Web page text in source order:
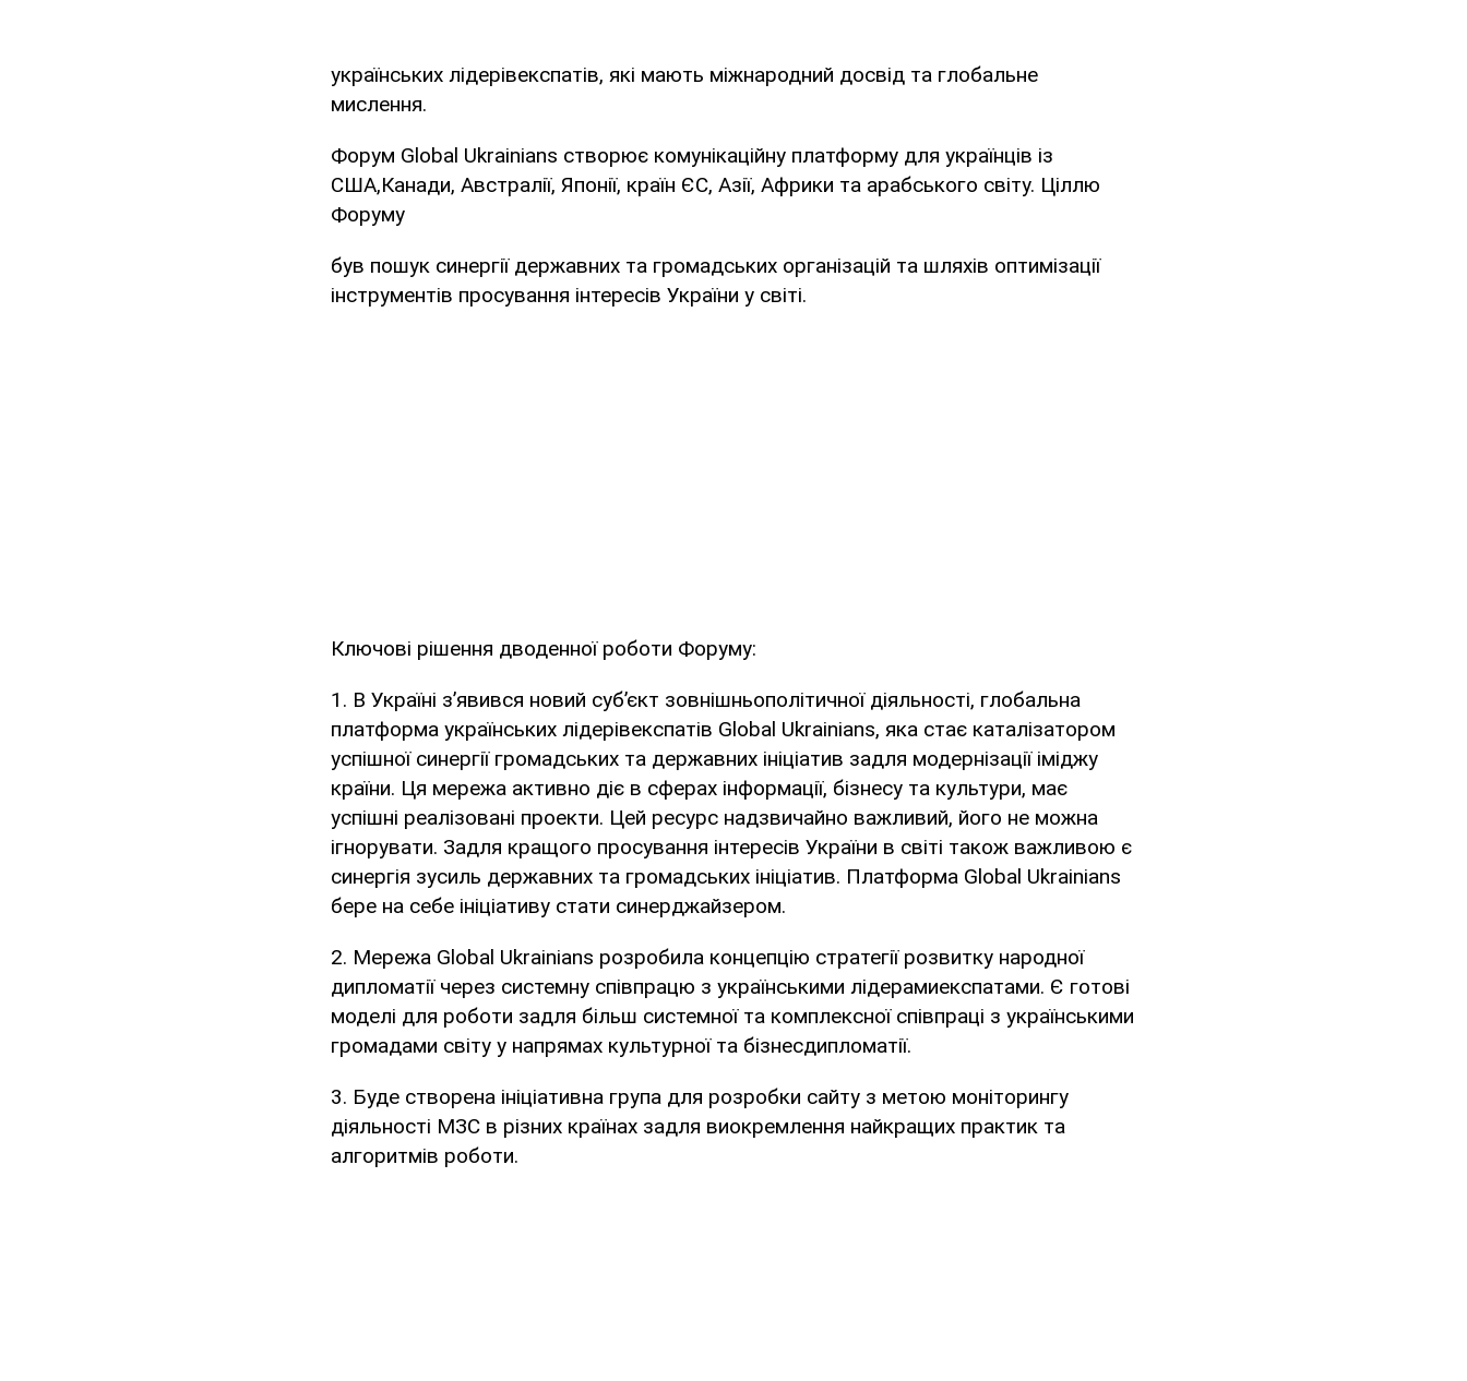
українських лідерів­експатів, які мають міжнародний досвід та глобальне
мислення.
Форум Global Ukrainians створює комунікаційну платформу для українців із
США,Канади, Австралії, Японії, країн ЄС, Азії, Африки та арабського світу. Ціллю
Форуму
був пошук синергії державних та громадських організацій та шляхів оптимізації
інструментів просування інтересів України у світі.
Ключові рішення дводенної роботи Форуму:
1. В Україні з’явився новий суб’єкт зовнішньополітичної діяльності, глобальна
платформа українських лідерів­експатів Global Ukrainians, яка стає каталізатором
успішної синергії громадських та державних ініціатив задля модернізації іміджу
країни. Ця мережа активно діє в сферах інформації, бізнесу та культури, має
успішні реалізовані проекти. Цей ресурс надзвичайно важливий, його не можна
ігнорувати. Задля кращого просування інтересів України в світі також важливою є
синергія зусиль державних та громадських ініціатив. Платформа Global Ukrainians
бере на себе ініціативу стати синерджайзером.
2. Мережа Global Ukrainians розробила концепцію стратегії розвитку народної
дипломатії через системну співпрацю з українськими лідерами­експатами. Є готові
моделі для роботи задля більш системної та комплексної співпраці з українськими
громадами світу у напрямах культурної та бізнес­дипломатії.
3. Буде створена ініціативна група для розробки сайту з метою моніторингу
діяльності МЗС в різних країнах задля виокремлення найкращих практик та
алгоритмів роботи.